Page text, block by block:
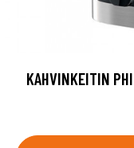
KAHVINKEITIN